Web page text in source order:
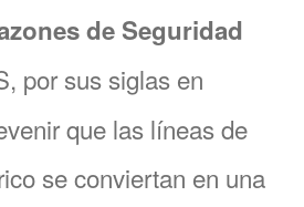
de Seguridad
por sus siglas en
que las líneas de
se conviertan en una